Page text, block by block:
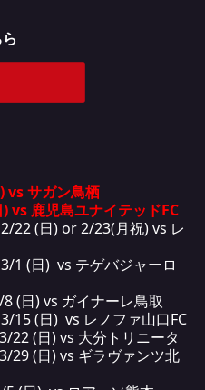
vs サガン鳥栖
vs 鹿児島ユナイテッドFC
22 (日) or 2/23(月祝) vs レ
1 (日) vs テゲバジャーロ
(日) vs ガイナーレ鳥取
15 (日) vs レノファ山口FC
22 (日) vs 大分トリニータ
29 (日) vs ギラヴァンツ北